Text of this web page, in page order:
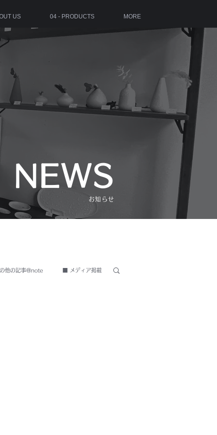
US 04 - PRODUCTS MORE
NEWS
お知らせ
他の記事@note ■ メディア掲載